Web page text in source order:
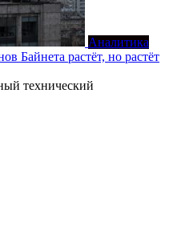
Аналитика
Байнета растёт, но растёт
технический